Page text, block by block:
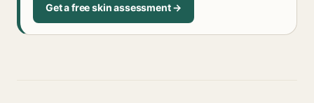
Get a free skin assessment →